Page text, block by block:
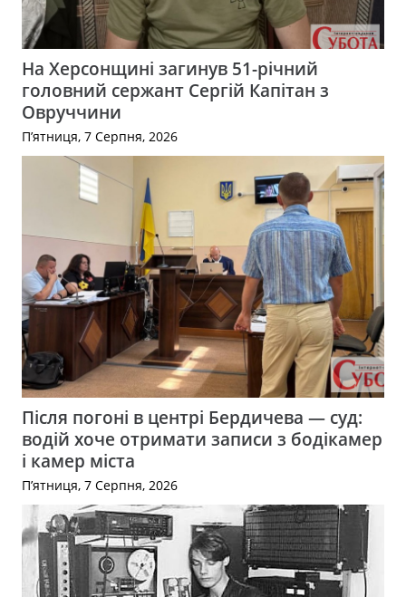
На Херсонщині загинув 51-річний
головний сержант Сергій Капітан з
Овруччини
П’ятниця, 7 Серпня, 2026
Після погоні в центрі Бердичева — суд:
водій хоче отримати записи з бодікамер
і камер міста
П’ятниця, 7 Серпня, 2026